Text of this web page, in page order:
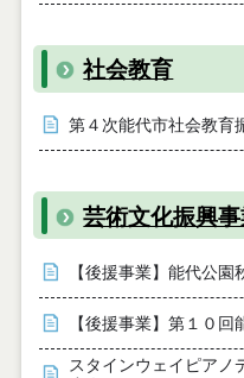
社会教育
第４次能代市社会教育
芸術文化振興
【後援事業】能代公園
【後援事業】第１０回
スタインウェイピアノ